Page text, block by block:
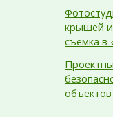
крышей
съёмка в
объектов